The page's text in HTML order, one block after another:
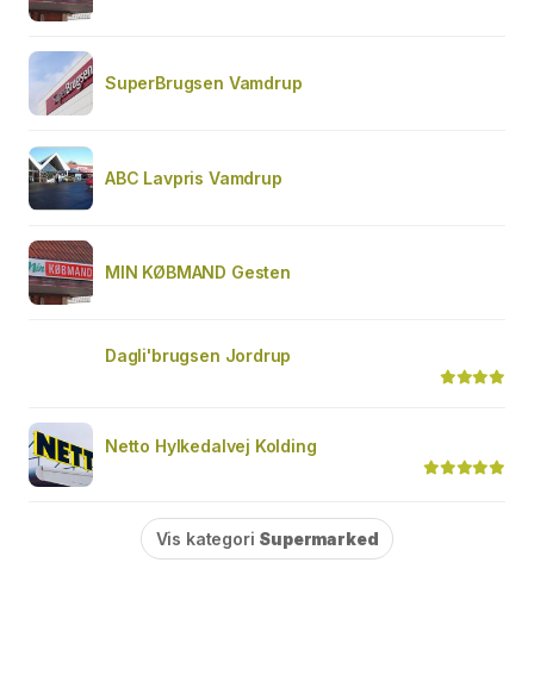
SuperBrugsen Vamdrup
ABC Lavpris Vamdrup
MIN KØBMAND Gesten
Dagli'brugsen Jordrup
Netto Hylkedalvej Kolding
Vis kategori Supermarked